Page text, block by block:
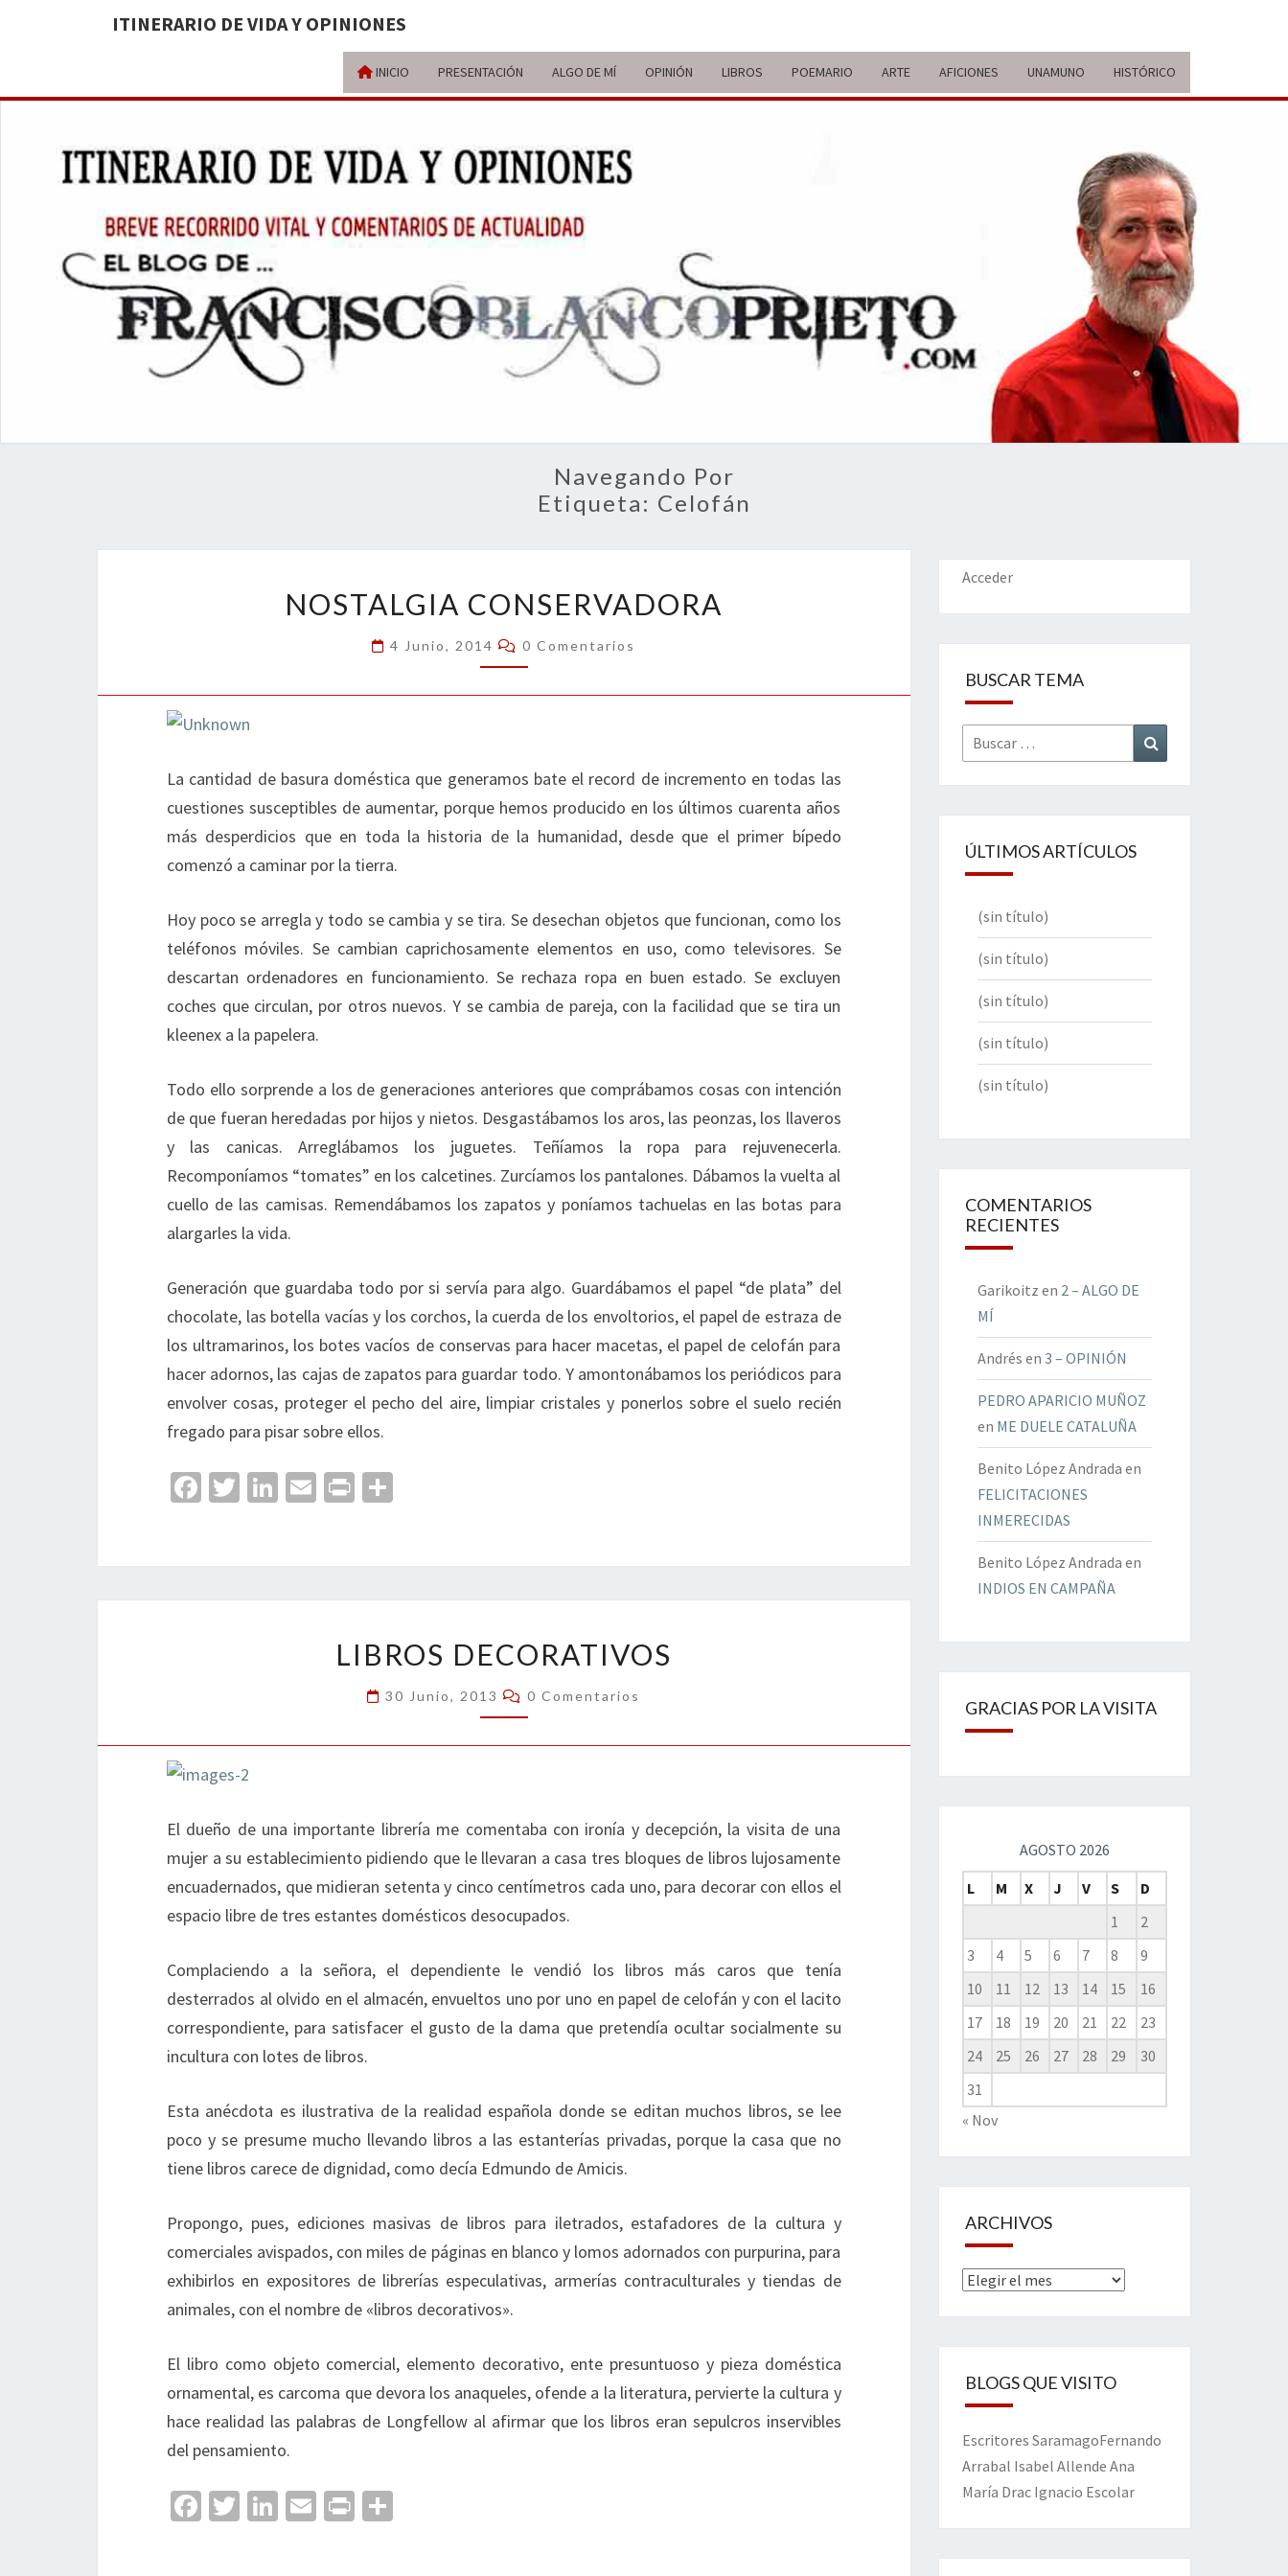
ITINERARIO DE VIDA Y OPINIONES
INICIO PRESENTACIÓN ALGO DE MÍ OPINIÓN LIBROS POEMARIO ARTE AFICIONES UNAMUNO HISTÓRICO
ITINERARIO
DE VIDA Y
OPINIONES
BREVE
RECORRIDO
VITAL Y
COMENTARIOS
ACTUALIDAD
Navegando Por
Etiqueta: Celofán
CONSERVADORA
NOSTALGIA CONSERVADORA
4 Junio, 2014 Comentarios
0 Comentarios
La cantidad de basura doméstica que generamos bate el record de incremento en todas las
cuestiones susceptibles de aumentar, porque hemos producido en los últimos cuarenta años
más desperdicios que en toda la historia de la humanidad, desde que el primer bípedo
comenzó a caminar por la tierra.
Hoy poco se arregla y todo se cambia y se tira. Se desechan objetos que funcionan, como los
teléfonos móviles. Se cambian caprichosamente elementos en uso, como televisores. Se
descartan ordenadores en funcionamiento. Se rechaza ropa en buen estado. Se excluyen
coches que circulan, por otros nuevos. Y se cambia de pareja, con la facilidad que se tira un
kleenex a la papelera.
Todo ello sorprende a los de generaciones anteriores que comprábamos cosas con intención
de que fueran heredadas por hijos y nietos. Desgastábamos los aros, las peonzas, los llaveros
y las canicas. Arreglábamos los juguetes. Teñíamos la ropa para rejuvenecerla.
Recomponíamos “tomates” en los calcetines. Zurcíamos los pantalones. Dábamos la vuelta al
cuello de las camisas. Remendábamos los zapatos y poníamos tachuelas en las botas para
alargarles la vida.
Generación que guardaba todo por si servía para algo. Guardábamos el papel “de plata” del
chocolate, las botella vacías y los corchos, la cuerda de los envoltorios, el papel de estraza de
los ultramarinos, los botes vacíos de conservas para hacer macetas, el papel de celofán para
hacer adornos, las cajas de zapatos para guardar todo. Y amontonábamos los periódicos para
envolver cosas, proteger el pecho del aire, limpiar cristales y ponerlos sobre el suelo recién
fregado para pisar sobre ellos.
Fa
o
T
Li
n
E
Pr
ar
tir
DECORATIVOS
LIBROS DECORATIVOS
30 Junio, 2013 Comentarios
0 Comentarios
El dueño de una importante librería me comentaba con ironía y decepción, la visita de una
mujer a su establecimiento pidiendo que le llevaran a casa tres bloques de libros lujosamente
encuadernados, que midieran setenta y cinco centímetros cada uno, para decorar con ellos el
espacio libre de tres estantes domésticos desocupados.
Complaciendo a la señora, el dependiente le vendió los libros más caros que tenía
desterrados al olvido en el almacén, envueltos uno por uno en papel de celofán y con el lacito
correspondiente, para satisfacer el gusto de la dama que pretendía ocultar socialmente su
incultura con lotes de libros.
Esta anécdota es ilustrativa de la realidad española donde se editan muchos libros, se lee
poco y se presume mucho llevando libros a las estanterías privadas, porque la casa que no
tiene libros carece de dignidad, como decía Edmundo de Amicis.
Propongo, pues, ediciones masivas de libros para iletrados, estafadores de la cultura y
comerciales avispados, con miles de páginas en blanco y lomos adornados con purpurina, para
exhibirlos en expositores de librerías especulativas, armerías contraculturales y tiendas de
animales, con el nombre de «libros decorativos».
El libro como objeto comercial, elemento decorativo, ente presuntuoso y pieza doméstica
ornamental, es carcoma que devora los anaqueles, ofende a la literatura, pervierte la cultura y
hace realidad las palabras de Longfellow al afirmar que los libros eran sepulcros inservibles
del pensamiento.
Fa T
Li
E
Pr
Acceder
BUSCAR TEMA
Buscar
por:
ÚLTIMOS ARTÍCULOS
(sin título)
(sin título)
(sin título)
(sin título)
(sin título)
COMENTARIOS
RECIENTES
Garikoitz en 2 – ALGO DE
MÍ
Andrés en 3 – OPINIÓN
PEDRO APARICIO MUÑOZ
en ME DUELE CATALUÑA
Benito López Andrada en
FELICITACIONES
INMERECIDAS
Benito López Andrada en
INDIOS EN CAMPAÑA
GRACIAS POR LA VISITA
AGOSTO 2026
L
M X J V S
D
1
2
3
4 5 6 7 8
9
10
11 12 13 14 15
16
17
18 19 20 21 22
23
24
25 26 27 28 29
30
31
« Nov
ARCHIVOS
Archivos
BLOGS QUE VISITO
Escritores SaramagoFernando
Arrabal Isabel Allende Ana
María Drac Ignacio Escolar